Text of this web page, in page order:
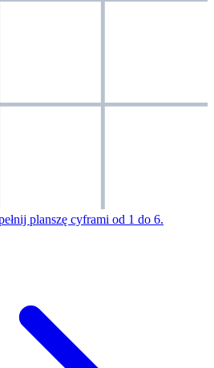
planszę cyframi od 1 do 6.